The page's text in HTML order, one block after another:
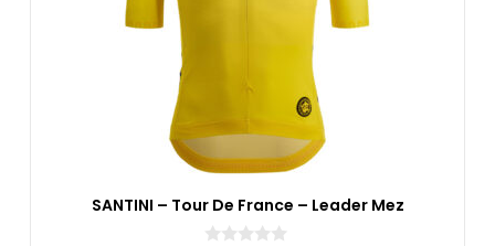
SANTINI – Tour De France – Leader Mez